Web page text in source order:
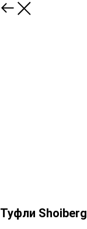
Туфли Shoiberg